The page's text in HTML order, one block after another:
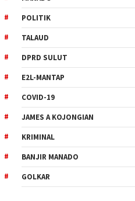
POLITIK
TALAUD
DPRD SULUT
E2L-MANTAP
COVID-19
JAMES A KOJONGIAN
KRIMINAL
BANJIR MANADO
GOLKAR